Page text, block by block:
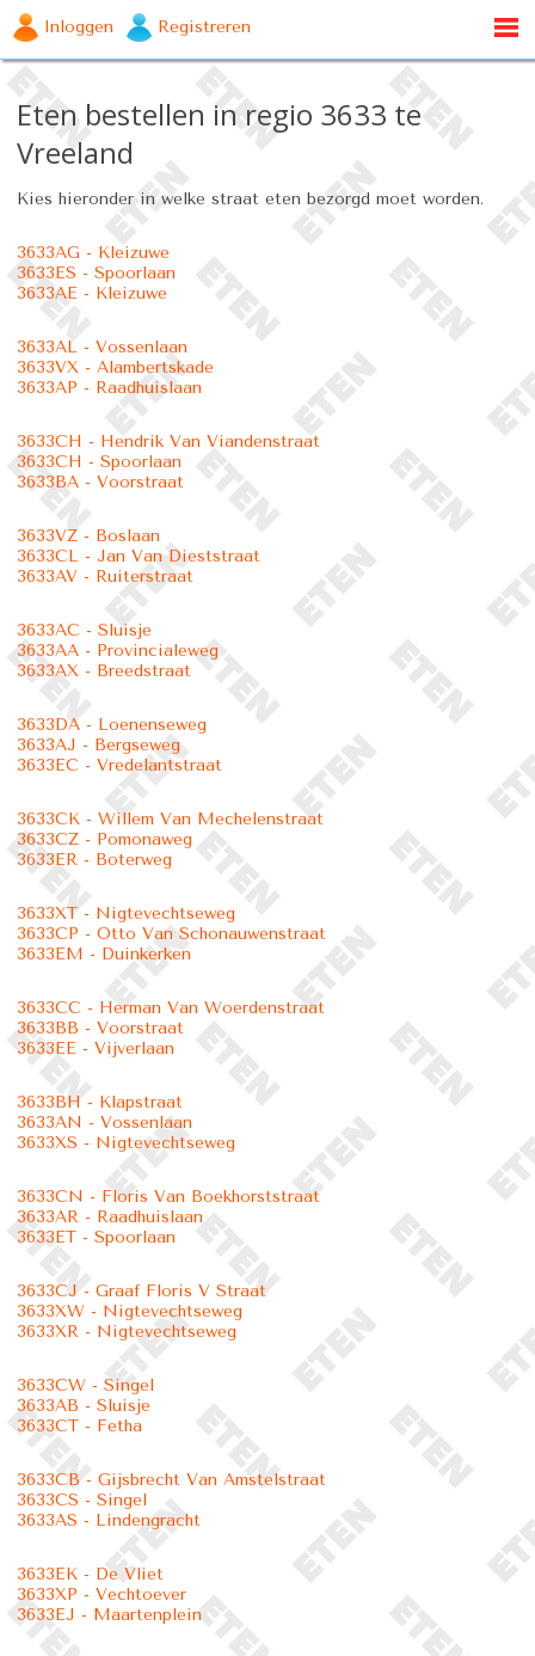
Inloggen Registreren
Eten bestellen in regio 3633 te
Vreeland
Kies hieronder in welke straat eten bezorgd moet worden.
3633AG - Kleizuwe
3633ES - Spoorlaan
3633AE - Kleizuwe
3633AL - Vossenlaan
3633VX - Alambertskade
3633AP - Raadhuislaan
3633CH - Hendrik Van Viandenstraat
3633CH - Spoorlaan
3633BA - Voorstraat
3633VZ - Boslaan
3633CL - Jan Van Dieststraat
3633AV - Ruiterstraat
3633AC - Sluisje
3633AA - Provincialeweg
3633AX - Breedstraat
3633DA - Loenenseweg
3633AJ - Bergseweg
3633EC - Vredelantstraat
3633CK - Willem Van Mechelenstraat
3633CZ - Pomonaweg
3633ER - Boterweg
3633XT - Nigtevechtseweg
3633CP - Otto Van Schonauwenstraat
3633EM - Duinkerken
3633CC - Herman Van Woerdenstraat
3633BB - Voorstraat
3633EE - Vijverlaan
3633BH - Klapstraat
3633AN - Vossenlaan
3633XS - Nigtevechtseweg
3633CN - Floris Van Boekhorststraat
3633AR - Raadhuislaan
3633ET - Spoorlaan
3633CJ - Graaf Floris V Straat
3633XW - Nigtevechtseweg
3633XR - Nigtevechtseweg
3633CW - Singel
3633AB - Sluisje
3633CT - Fetha
3633CB - Gijsbrecht Van Amstelstraat
3633CS - Singel
3633AS - Lindengracht
3633EK - De Vliet
3633XP - Vechtoever
3633EJ - Maartenplein